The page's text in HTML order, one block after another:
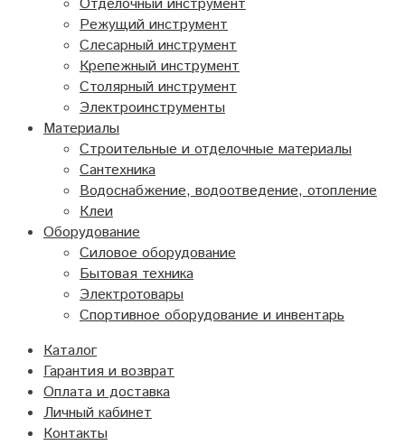
Режущий инструмент
Слесарный инструмент
Крепежный инструмент
Столярный инструмент
Электроинструменты
Материалы
Строительные и отделочные материалы
Сантехника
Водоснабжение, водоотведение, отопление
Клеи
Оборудование
Силовое оборудование
Бытовая техника
Электротовары
Спортивное оборудование и инвентарь
Каталог
Гарантия и возврат
Оплата и доставка
Личный кабинет
Контакты